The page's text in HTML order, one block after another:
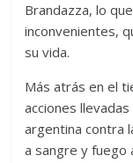
Brandazza, lo
inconvenientes,
su vida.
Más atrás en el
acciones
argentina contra
a sangre y fuego